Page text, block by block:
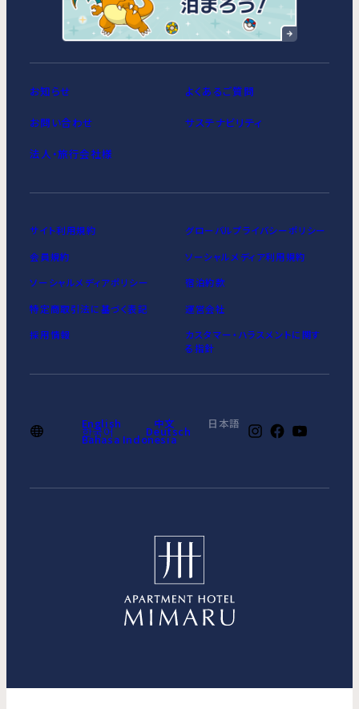
お知らせ よくあるご質問
お問い合わせ サステナビリティ
法人・旅行会社様
サイト利用規約 グローバルプライバシーポリシー
会員規約 ソーシャルメディア利用規約
ソーシャルメディアポリシー 宿泊約款
特定商取引法に基づく表記 運営会社
採用情報
カスタマー・ハラスメントに関す
る指針
English 中文 日本語
한국어 Deutsch
Bahasa Indonesia